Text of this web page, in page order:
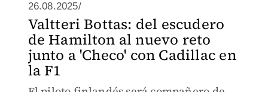
26.08.2025/
Valtteri Bottas: del escudero
de Hamilton al nuevo reto
junto a 'Checo' con Cadillac en
la F1